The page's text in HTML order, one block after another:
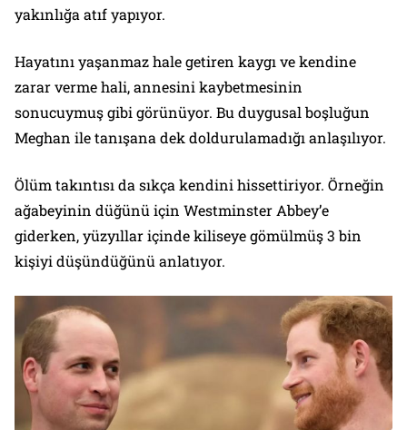
yakınlığa atıf yapıyor.
Hayatını yaşanmaz hale getiren kaygı ve kendine
zarar verme hali, annesini kaybetmesinin
sonucuymuş gibi görünüyor. Bu duygusal boşluğun
Meghan ile tanışana dek doldurulamadığı anlaşılıyor.
Ölüm takıntısı da sıkça kendini hissettiriyor. Örneğin
ağabeyinin düğünü için Westminster Abbey’e
giderken, yüzyıllar içinde kiliseye gömülmüş 3 bin
kişiyi düşündüğünü anlatıyor.